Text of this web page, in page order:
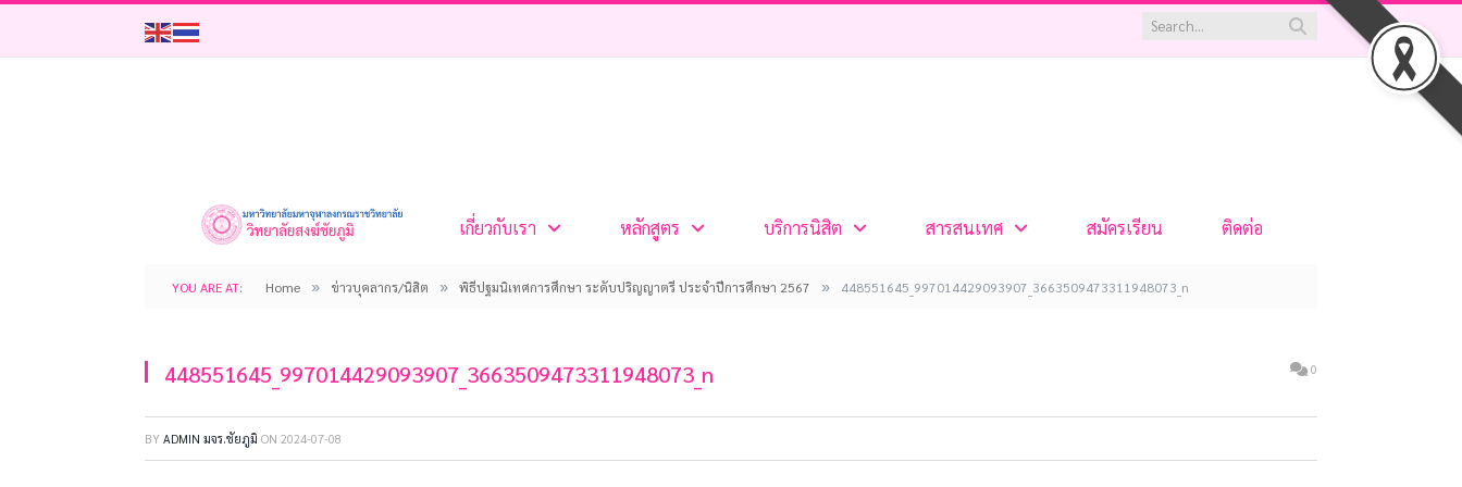
เกี่ยวกับเรา หลักสูตร บริการนิสิต สารสนเทศ สมัครเรียน ติดต่อ
YOU ARE AT: Home » ข่าวบุคลากร/นิสิต » พิธีปฐมนิเทศการศึกษา ระดับปริญญาตรี ประจำปีการศึกษา 2567 » 448551645_997014429093907_3663509473311948073_n
448551645_997014429093907_3663509473311948073_n 0
BY ADMIN มจร.ชัยภูมิ ON 2024-07-08